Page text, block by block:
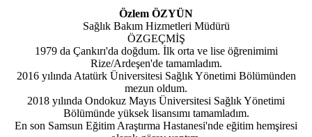
Özlem ÖZYÜN
Sağlık Bakım Hizmetleri Müdürü
ÖZGEÇMİŞ
1979 da Çankırı'da doğdum. İlk orta ve lise öğrenimimi
Rize/Ardeşen'de tamamladım.
2016 yılında Atatürk Üniversitesi Sağlık Yönetimi Bölümünden
mezun oldum.
2018 yılında Ondokuz Mayıs Üniversitesi Sağlık Yönetimi
Bölümünde yüksek lisansımı tamamladım.
En son Samsun Eğitim Araştırma Hastanesi'nde eğitim hemşiresi